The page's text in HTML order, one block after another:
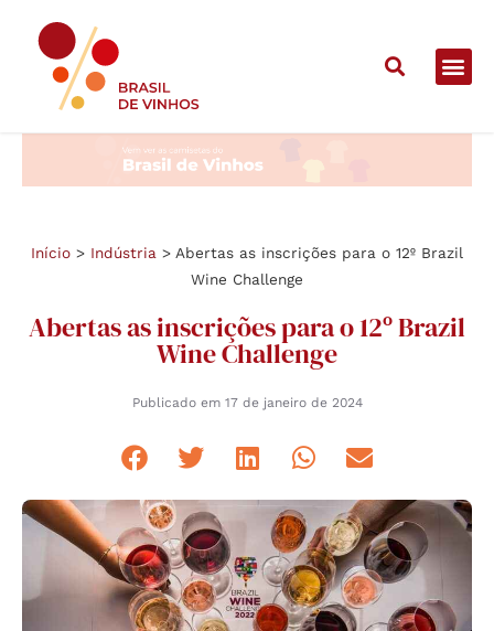
Início > Indústria > Abertas as inscrições para o 12º Brazil
Wine Challenge
Abertas as inscrições para o 12º Brazil
Wine Challenge
Publicado em 17 de janeiro de 2024